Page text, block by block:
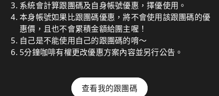
系統會計算跟團碼及自身帳號優惠，擇優使用。
本身帳號如果比跟團碼優惠，將不會使用該跟團碼的優
惠價，且也不會累積金額給團主喔！
自己是不能使用自己的跟團碼的唷～
5分鐘咖啡有權更改優惠方案內容並另行公告。
查看我的跟團碼